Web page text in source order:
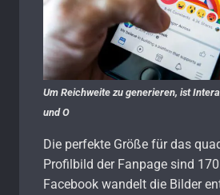
Um Reichweite zu generieren, ist
und O
Die perfekte Größe für das
Profilbild der Fanpage sind
Facebook wandelt die Bilder